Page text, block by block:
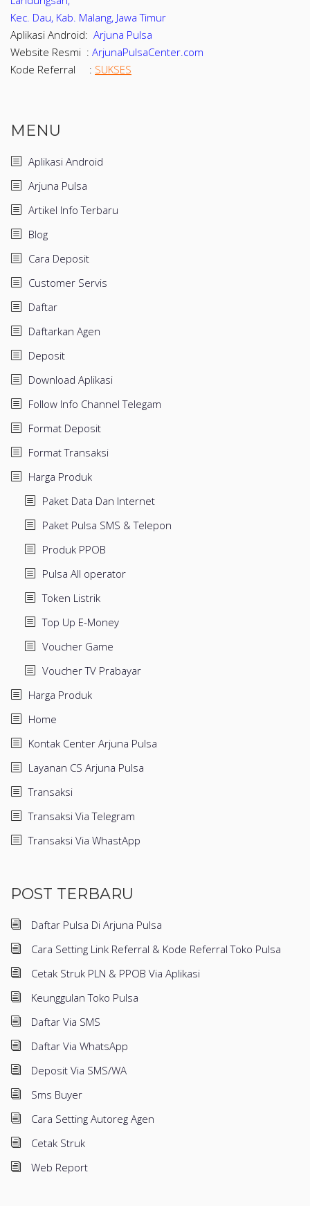
Kec. Dau, Kab. Malang, Jawa Timur
Aplikasi Android: Arjuna Pulsa
Website Resmi : ArjunaPulsaCenter.com
Kode Referral : SUKSES
MENU
Aplikasi Android
Arjuna Pulsa
Artikel Info Terbaru
Blog
Cara Deposit
Customer Servis
Daftar
Daftarkan Agen
Deposit
Download Aplikasi
Follow Info Channel Telegam
Format Deposit
Format Transaksi
Harga Produk
Paket Data Dan Internet
Paket Pulsa SMS & Telepon
Produk PPOB
Pulsa All operator
Token Listrik
Top Up E-Money
Voucher Game
Voucher TV Prabayar
Harga Produk
Home
Kontak Center Arjuna Pulsa
Layanan CS Arjuna Pulsa
Transaksi
Transaksi Via Telegram
Transaksi Via WhastApp
POST TERBARU
Daftar Pulsa Di Arjuna Pulsa
Cara Setting Link Referral & Kode Referral Toko Pulsa
Cetak Struk PLN & PPOB Via Aplikasi
Keunggulan Toko Pulsa
Daftar Via SMS
Daftar Via WhatsApp
Deposit Via SMS/WA
Sms Buyer
Cara Setting Autoreg Agen
Cetak Struk
Web Report